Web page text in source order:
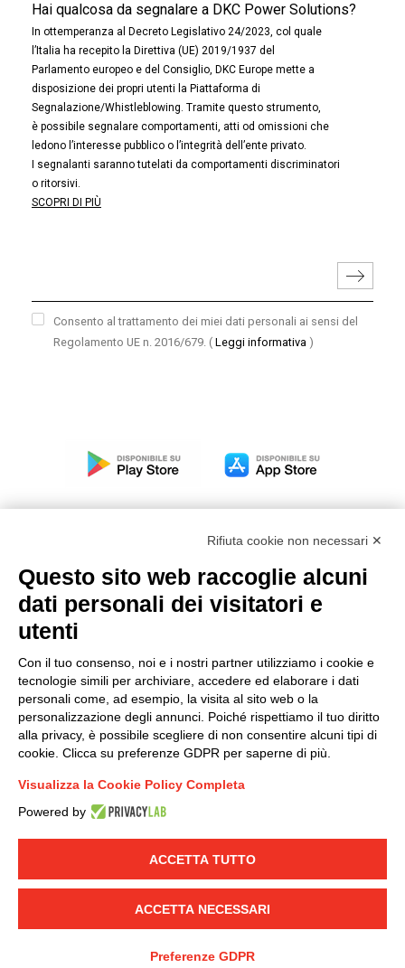
Hai qualcosa da segnalare a DKC Power Solutions?
In ottemperanza al Decreto Legislativo 24/2023, col quale
l’Italia ha recepito la Direttiva (UE) 2019/1937 del
Parlamento europeo e del Consiglio, DKC Europe mette a
disposizione dei propri utenti la Piattaforma di
Segnalazione/Whistleblowing. Tramite questo strumento,
è possibile segnalare comportamenti, atti od omissioni che
ledono l’interesse pubblico o l’integrità dell’ente privato.
I segnalanti saranno tutelati da comportamenti discriminatori
o ritorsivi.
SCOPRI DI PIÙ
Consento al trattamento dei miei dati personali ai sensi del
Regolamento UE n. 2016/679. ( Leggi informativa )
LINKEDIN YOUTUBE
© 2019 - DKC Europe - -
Cookie-Yourbiz
Modello organizzativo, gestione e controllo – D. lgs.
231/2001
Condizioni generali di vendita DKC Power Solutions
Condizioni generali di acquisto
Codice etico
Rifiuta cookie non necessari ✕
Questo sito web raccoglie alcuni
dati personali dei visitatori e
utenti
Con il tuo consenso, noi e i nostri partner utilizziamo i cookie e
tecnologie simili per archiviare, accedere ed elaborare i dati
personali come, ad esempio, la visita al sito web o la
personalizzazione degli annunci. Poiché rispettiamo il tuo diritto
alla privacy, è possibile scegliere di non consentire alcuni tipi di
cookie. Clicca su preferenze GDPR per saperne di più.
Visualizza la Cookie Policy Completa
Powered by
ACCETTA TUTTO
ACCETTA NECESSARI
Preferenze GDPR